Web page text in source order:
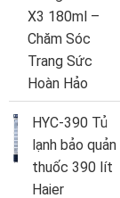
X3 180ml –
Chăm Sóc
Trang Sức
Hoàn Hảo
HYC-390 Tủ
lạnh bảo quản
thuốc 390 lít
Haier